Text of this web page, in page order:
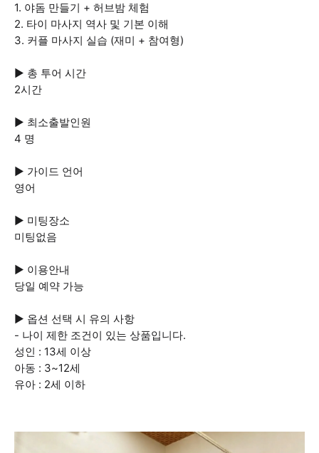
1. 야돔 만들기 + 허브밤 체험
2. 타이 마사지 역사 및 기본 이해
3. 커플 마사지 실습 (재미 + 참여형)
▶ 총 투어 시간
2시간
▶ 최소출발인원
4 명
▶ 가이드 언어
영어
▶ 미팅장소
미팅없음
▶ 이용안내
당일 예약 가능
▶ 옵션 선택 시 유의 사항
- 나이 제한 조건이 있는 상품입니다.
성인 : 13세 이상
아동 : 3~12세
유아 : 2세 이하